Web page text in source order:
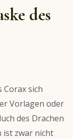
des
Corax sich
Vorlagen oder
des Drachen
ist zwar nicht